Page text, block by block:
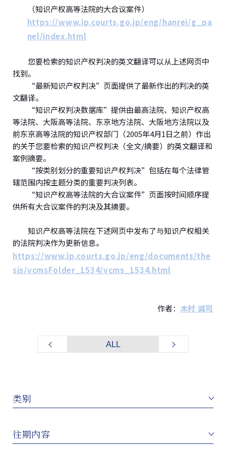
（知识产权高等法院的大合议案件）
https://www.ip.courts.go.jp/eng/hanrei/g_pa
nel/index.html
您要检索的知识产权判决的英文翻译可以从上述网页中
找到。
“最新知识产权判决”页面提供了最新作出的判决的英
文翻译。
“知识产权判决数据库”提供由最高法院、知识产权高
等法院、大阪高等法院、东京地方法院、大阪地方法院以及
前东京高等法院的知识产权部门（2005年4月1日之前）作出
的关于您要检索的知识产权判决（全文/摘要）的英文翻译和
案例摘要。
“按类别划分的重要知识产权判决”包括在每个法律管
辖范围内按主题分类的重要判决列表。
“知识产权高等法院的大合议案件”页面按时间顺序提
供所有大合议案件的判决及其摘要。
知识产权高等法院在下述网页中发布了与知识产权相关
的法院判决作为更新信息。
https://www.ip.courts.go.jp/eng/documents/the
sis/vcmsFolder_1534/vcms_1534.html
作者： 木村 诚司
ALL
类别
往期内容